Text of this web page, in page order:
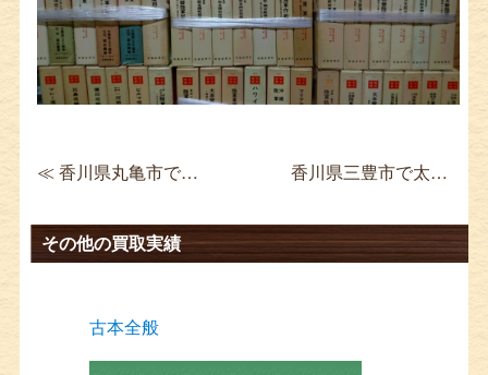
≪ 香川県丸亀市で三島由紀夫全集買取 新潮社 香川県三豊市で太宰治全集買取 決定版 全13巻揃 ≫
その他の買取実績
古本全般